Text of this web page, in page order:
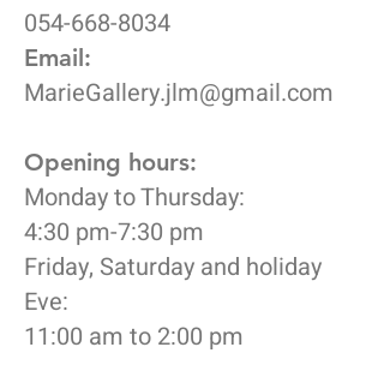
054-668-8034
Email:
MarieGallery.jlm@gmail.com
Opening hours:
Monday to Thursday:
4:30 pm-7:30 pm
Friday, Saturday and holiday
Eve:
11:00 am to 2:00 pm